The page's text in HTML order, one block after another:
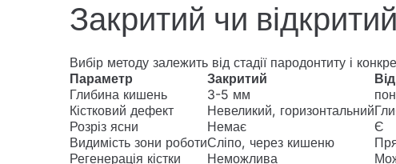
Закритий чи
Вибір методу залежить від стадії пародонтиту і
Параметр
Закритий
Глибина кишень
3-5 мм
Кістковий дефект
Невеликий, горизонтальний
Розріз ясни
Немає
Є
Видимість зони роботиСліпо, через кишеню
Регенерація кістки
Неможлива